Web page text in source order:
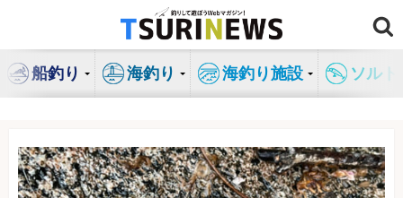
ン
船釣り 海釣り 海釣り施設 ソル